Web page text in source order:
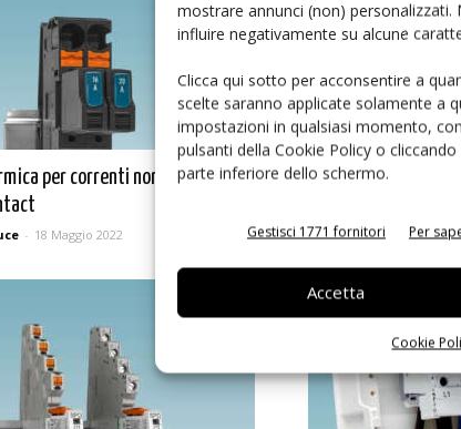
mostrare annunci (non)
influire negativamente su alcune
Clicca qui sotto per acconsentire a
scelte saranno applicate solamente a
impostazioni in qualsiasi momento,
pulsanti della Cookie Policy o
parte inferiore dello schermo.
Gestisci 1771 fornitori Per
Accetta
Cookie
per correnti nominali elevate
- 18 Maggio 2022
Nasce la serie di